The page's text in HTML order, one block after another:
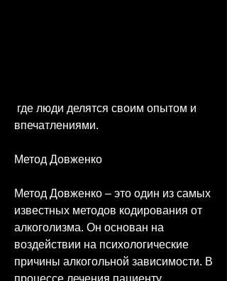
впечатлениями.
Метод Довженко
Метод Довженко – это один из самых
известных методов кодирования от
алкоголизма. Он основан на
воздействии на психологические
причины алкогольной зависимости. В
процессе лечения пациенту